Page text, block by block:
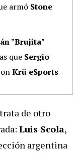
armó Stone
"Brujita"
que Sergio
Krü eSports
de otro
Luis Scola,
argentina